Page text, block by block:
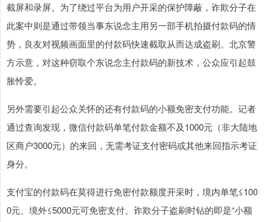
截屏和录屏。为了绕过平台为用户开采的保护障蔽，诈欺分子在
此案中则是通过带领当事东说念主用另一部手机拍摄付款码的情
势，良友对视频画面里的付款码快速截取从而达成盗刷。北京警
方示意，对这种窃取个东说念主付款码的新技术，公众应引起鼓
胀怜爱。
另外需要引起公众关怀的还有付款码的小额免密支付功能。记者
通过查询发现，微信付款码单笔付款金额不及1000元（非大陆地
区商户3000元）的来回，无需考证支付密码或其他来回指示考证
身分。
支付宝的付款码在莫得进行免密付款额度开采时，境内单笔≤100
0元、境外≤5000元可免密支付。诈欺分子盗刷时钻的即是“小额